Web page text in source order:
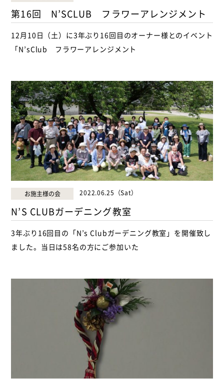
第16回 N’SCLUB フラワーアレンジメント
12月10日（土）に3年ぶり16回目のオーナー様とのイベント
「N’sClub フラワーアレンジメント
お施主様の会 2022.06.25（Sat）
N’S CLUBガーデニング教室
3年ぶり16回目の「N’s Clubガーデニング教室」を開催致し
ました。当日は58名の方にご参加いた